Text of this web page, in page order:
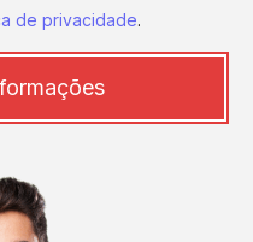
de privacidade.